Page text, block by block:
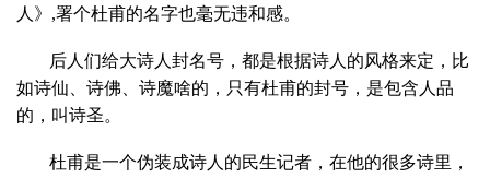
人》,署个杜甫的名字也毫无违和感。
后人们给大诗人封名号，都是根据诗人的风格来定，比
如诗仙、诗佛、诗魔啥的，只有杜甫的封号，是包含人品
的，叫诗圣。
杜甫是一个伪装成诗人的民生记者，在他的很多诗里，